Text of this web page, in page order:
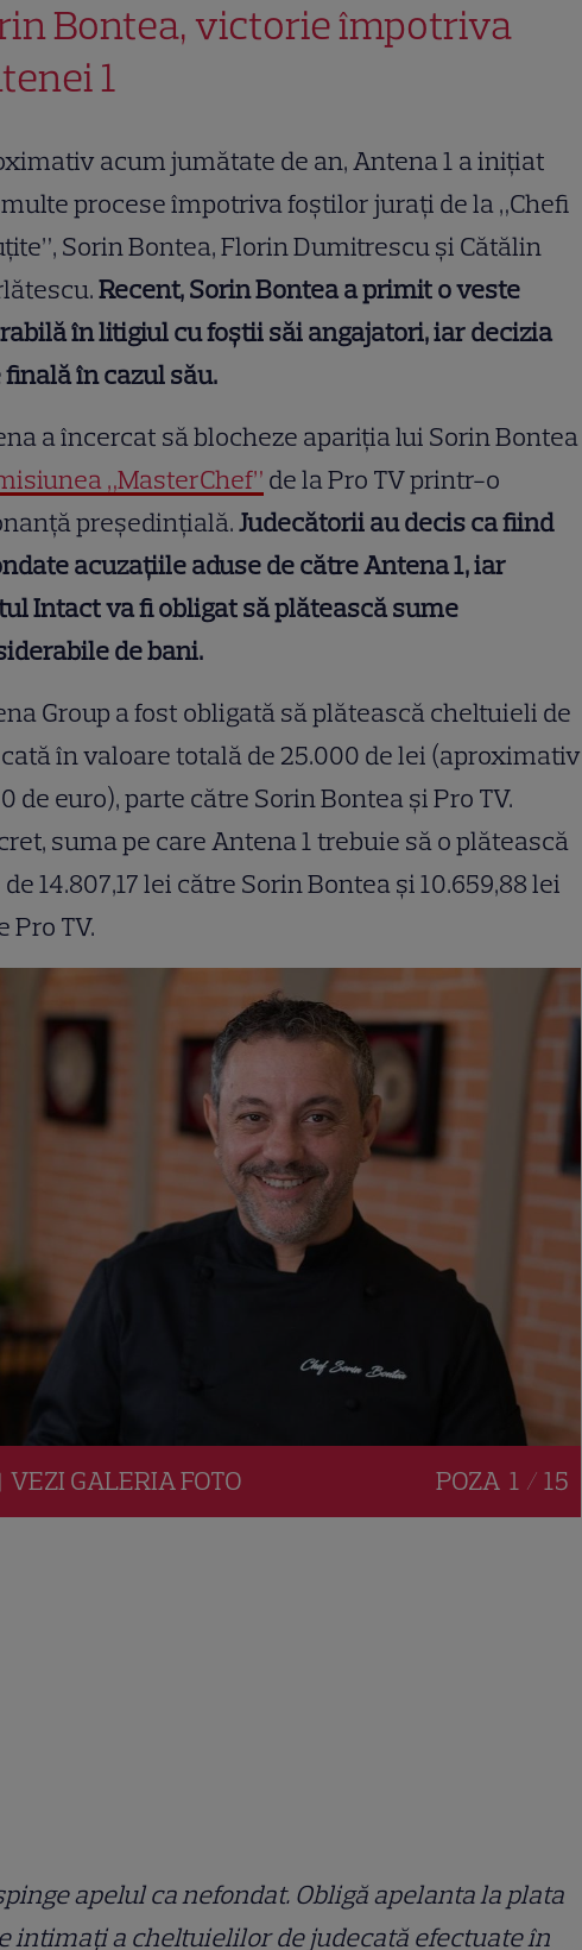
Bontea, victorie împotriva
1
acum jumătate de an, Antena 1 a inițiat
procese împotriva foștilor jurați de la „Chefi
Sorin Bontea, Florin Dumitrescu și Cătălin
Recent, Sorin Bontea a primit o veste
în litigiul cu foștii săi angajatori, iar decizia
finală în cazul său.
a încercat să blocheze apariția lui Sorin Bontea
„MasterChef” de la Pro TV printr-o
președințială.Judecătorii au decis ca fiind
acuzațiile aduse de către Antena 1, iar
Intact va fi obligat să plătească sume
de bani.
Group a fost obligată să plătească cheltuieli de
în valoare totală de 25.000 de lei (aproximativ
de euro), parte către Sorin Bontea și Pro TV.
suma pe care Antena 1 trebuie să o plătească
14.807,17 lei către Sorin Bontea și 10.659,88 lei
Pro TV.
VEZI GALERIAFOTO POZA 1 / 15
apelul ca nefondat. Obligă apelanta la plata
intimaţi a cheltuielilor de judecată efectuate în